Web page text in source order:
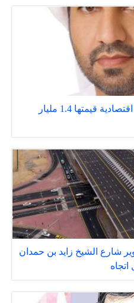
شرطة دبي تسجل 447 جريمة اقتصادية قيمتها 1.4 مليار
شارع الشيخ زايد بن حمدان